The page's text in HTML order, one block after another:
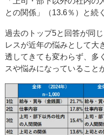
との関係」（13.6％）と続
過去のトップ5と回答が同
レスが近年の悩みとして大
透してきても変わらず、多
スや悩みになっていること